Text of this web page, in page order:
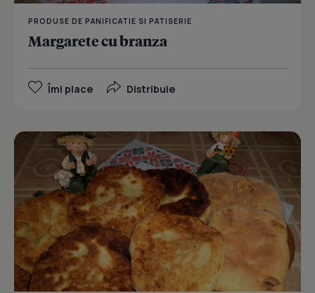
PRODUSE DE PANIFICATIE SI PATISERIE
Margarete cu branza
Îmi place Distribuie